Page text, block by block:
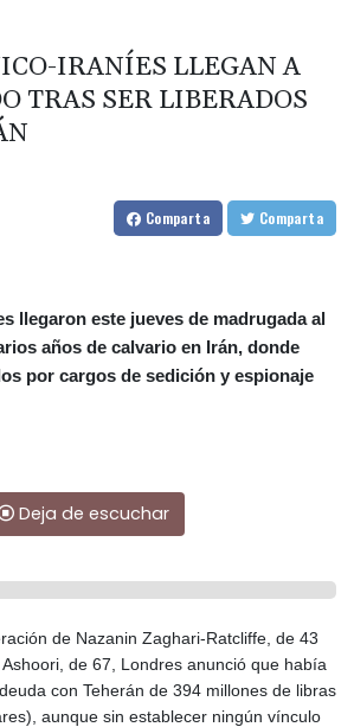
IRANÍES LLEGAN A
TRAS SER LIBERADOS
Comparta Comparta
llegaron este jueves de madrugada al
años de calvario en Irán, donde
por cargos de sedición y espionaje
Deja de escuchar
de Nazanin Zaghari-Ratcliffe, de 43
de 67, Londres anunció que había
con Teherán de 394 millones de libras
aunque sin establecer ningún vínculo